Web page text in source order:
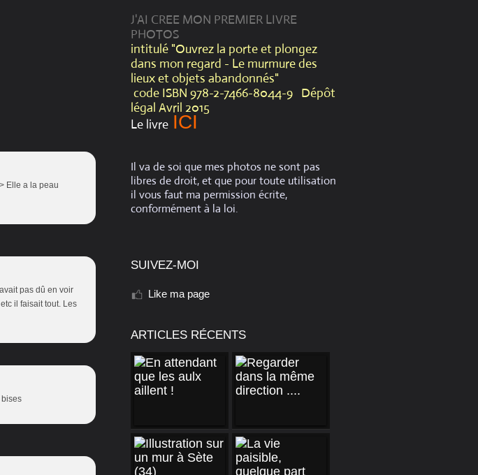
Elle a la peau
pas dû en voir
il faisait tout. Les
bises
J'AI CREE MON PREMIER LIVRE
PHOTOS
intitulé "Ouvrez la porte et plongez
dans mon regard - Le murmure des
lieux et objets abandonnés"
code ISBN 978-2-7466-8044-9 Dépôt
légal Avril 2015
Le livre ICI
Il va de soi que mes photos ne sont pas
libres de droit, et que pour toute utilisation
il vous faut ma permission écrite,
conformément à la loi.
SUIVEZ-MOI
Like ma page
ARTICLES RÉCENTS